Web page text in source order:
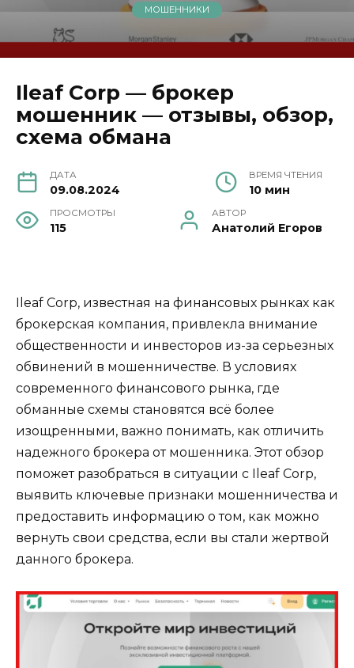
МОШЕННИКИ
Ileaf Corp — брокер
мошенник — отзывы, обзор,
схема обмана
ДАТА
09.08.2024
ВРЕМЯ ЧТЕНИЯ
10 мин
ПРОСМОТРЫ
115
АВТОР
Анатолий Егоров
Ileaf Corp, известная на финансовых рынках как
брокерская компания, привлекла внимание
общественности и инвесторов из-за серьезных
обвинений в мошенничестве. В условиях
современного финансового рынка, где
обманные схемы становятся всё более
изощренными, важно понимать, как отличить
надежного брокера от мошенника. Этот обзор
поможет разобраться в ситуации с Ileaf Corp,
выявить ключевые признаки мошенничества и
предоставить информацию о том, как можно
вернуть свои средства, если вы стали жертвой
данного брокера.